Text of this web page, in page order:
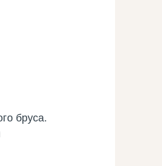
бруса.